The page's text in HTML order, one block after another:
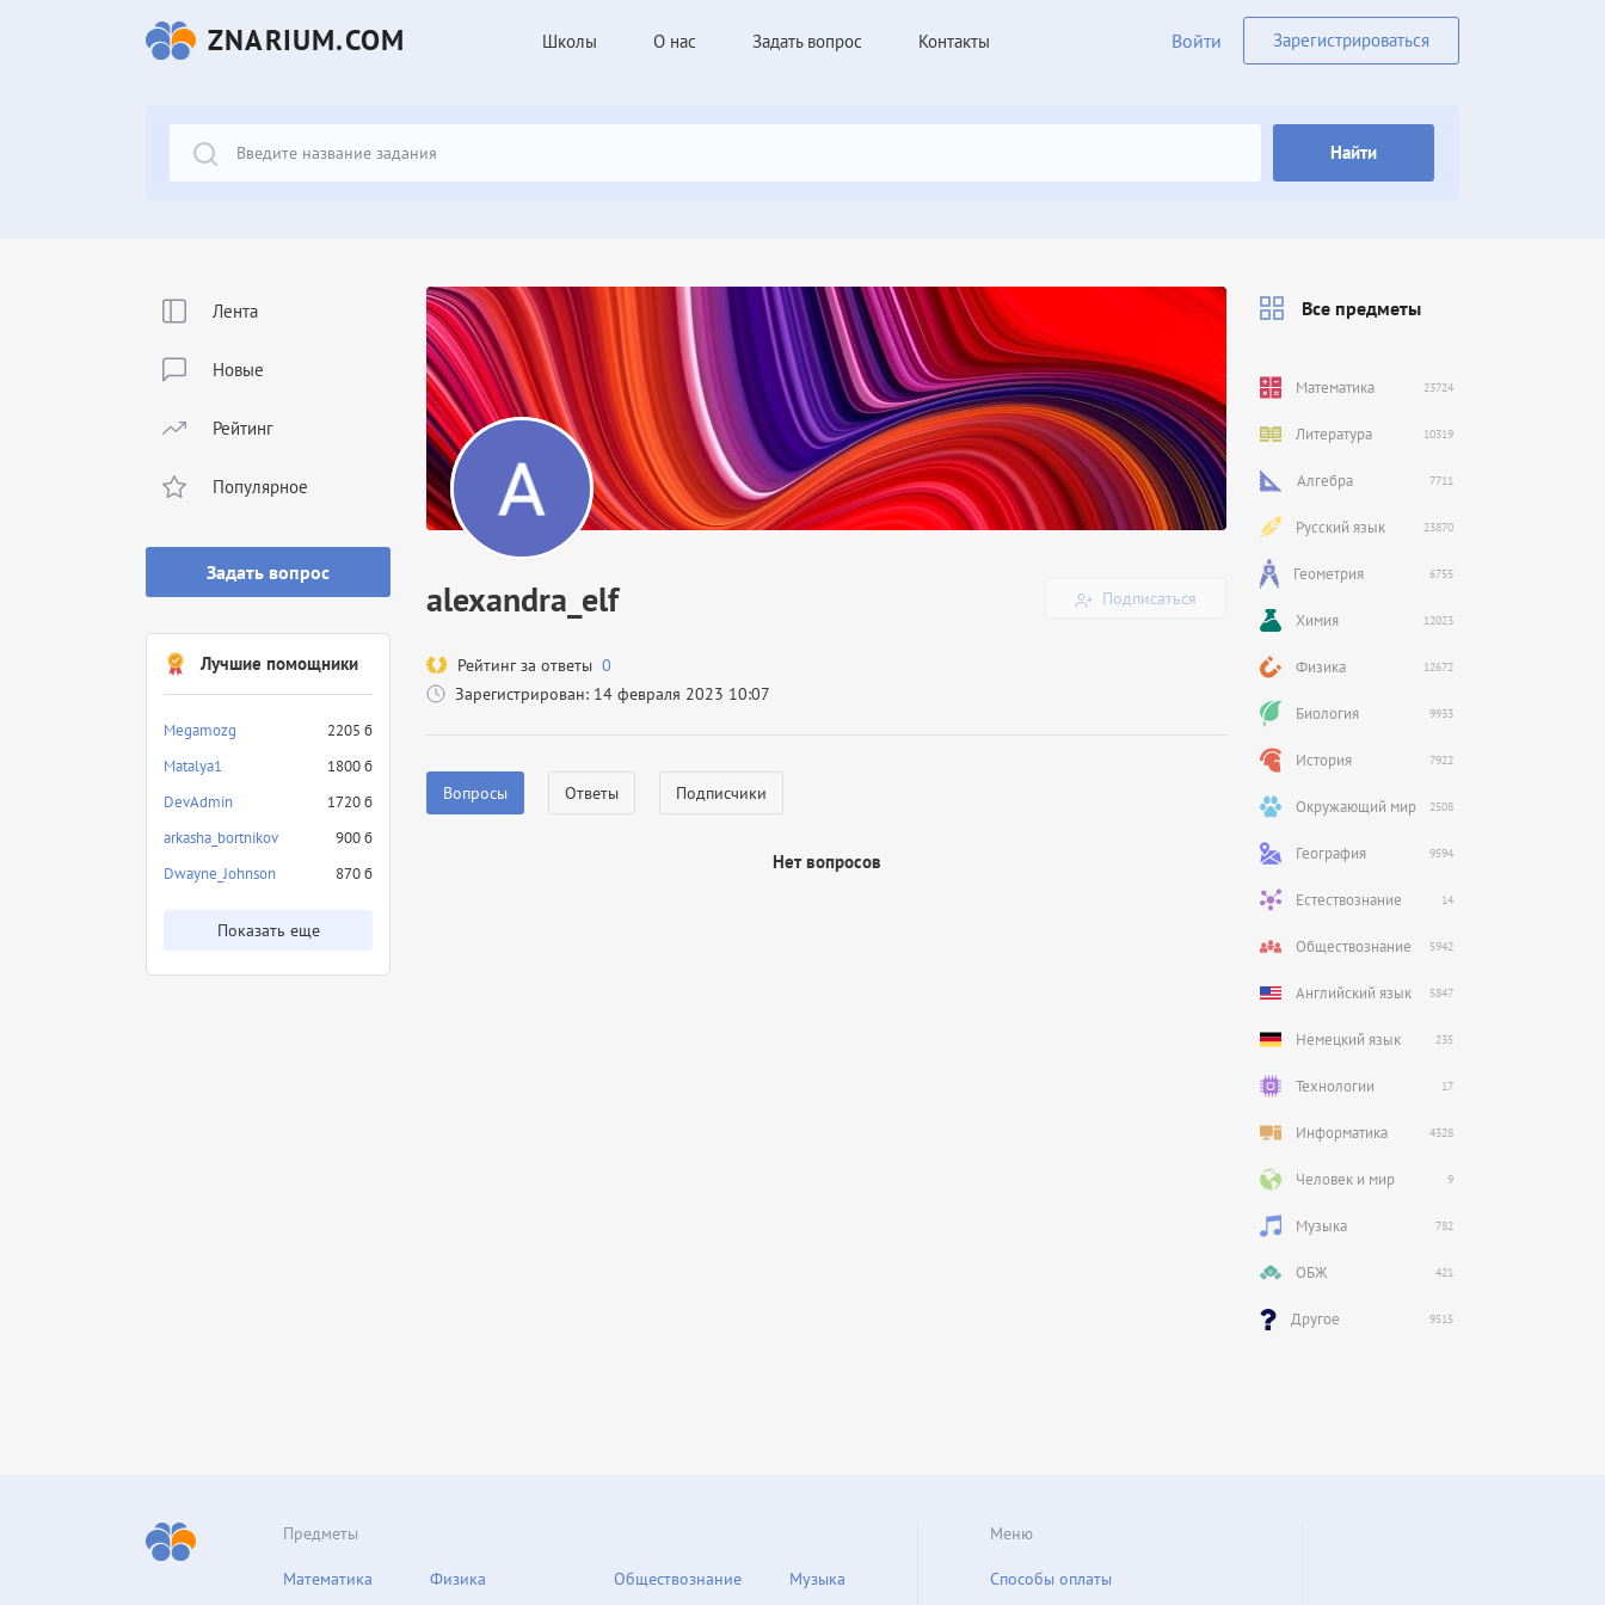
ZNARIUM.COM Школы О нас Задать вопрос Контакты Войти Зарегистрироваться
Найти
Лента
Новые
Рейтинг
Популярное
Задать вопрос
Лучшие помощники
Megamozg
2205 б
Matalya1
1800 б
DevAdmin
1720 б
arkasha_bortnikov
900 б
Dwayne_Johnson
870 б
Показать еще
alexandra_elf Подписаться
Рейтинг за ответы 0
Зарегистрирован: 14 февраля 2023 10:07
Вопросы Ответы Подписчики
Нет вопросов
Все предметы
Математика 23724
Литература 10319
Алгебра 7711
Русский язык 23870
Геометрия 6755
Химия 12023
Физика 12672
Биология 9933
История 7922
Окружающий мир 2508
География 9594
Естествознание 14
Обществознание 5942
Английский язык 5847
Немецкий язык 235
Технологии 17
Информатика 4328
Человек и мир 9
Музыка 782
ОБЖ 421
Другое 9515
Предметы
Математика
Физика
Обществознание
Музыка
Меню
Способы оплаты